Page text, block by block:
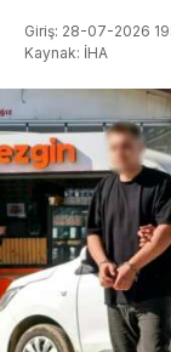
Giriş: 28-07-2026
Kaynak: İHA